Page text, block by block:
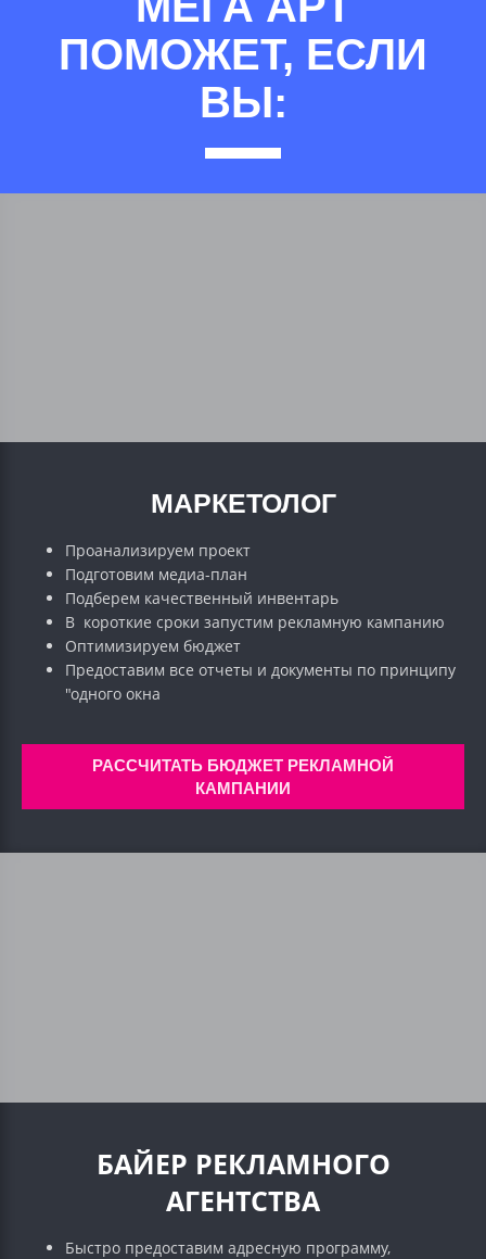
ПОМОЖЕТ, ЕСЛИ
ВЫ:
МАРКЕТОЛОГ
Проанализируем проект
Подготовим медиа-план
Подберем качественный инвентарь
В короткие сроки запустим рекламную кампанию
Оптимизируем бюджет
Предоставим все отчеты и документы по принципу
"одного окна
РАССЧИТАТЬ БЮДЖЕТ РЕКЛАМНОЙ
КАМПАНИИ
БАЙЕР РЕКЛАМНОГО
АГЕНТСТВА
Быстро предоставим адресную программу,